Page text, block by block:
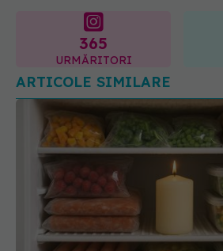
365
URMĂRITORI
ARTICOLE SIMILARE